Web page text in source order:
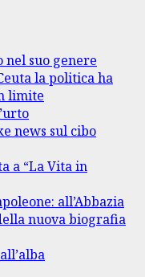
nel suo genere
la politica ha
limite
news sul cibo
a “La Vita in
all’Abbazia
nuova biografia